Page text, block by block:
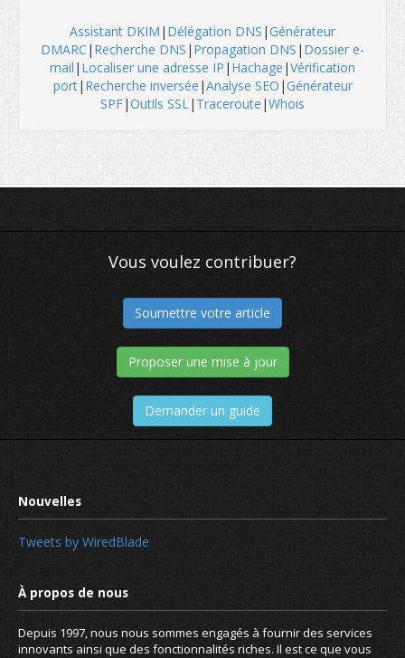
Assistant DKIM | Délégation DNS | Générateur
DMARC | Recherche DNS | Propagation DNS | Dossier e-
mail | Localiser une adresse IP | Hachage |Vérification
port| Recherche inversée |Analyse SEO | Générateur
SPF|Outils SSL | Traceroute |Whois
Vous voulez contribuer?
Soumettre votre article
Proposer une mise à jour
Demander un guide
Tweets by WiredBlade
Depuis 1997, nous nous sommes engagés à fournir des services
innovants ainsi que des fonctionnalités riches. Il est ce que vous